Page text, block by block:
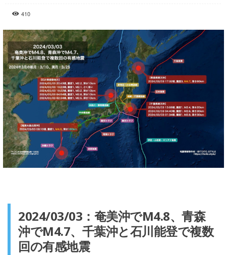
410
2024/03/03：奄美沖でM4.8、青森
沖でM4.7、千葉沖と石川能登で複数
回の有感地震